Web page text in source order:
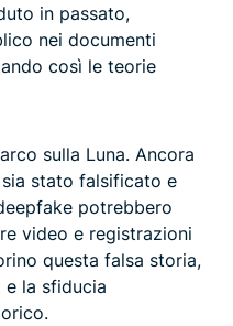
in passato,
nei documenti
così le teorie
sulla Luna. Ancora
stato falsificato e
potrebbero
video e registrazioni
questa falsa storia,
la sfiducia